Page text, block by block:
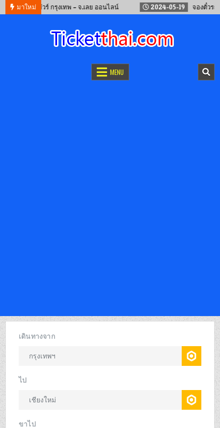
มาใหม่
จองรถทัวร์ กรุงเทพ – จ.เลย ออนไลน์ 2024-05-19 จองตั๋วรถไฟจีน
MENU